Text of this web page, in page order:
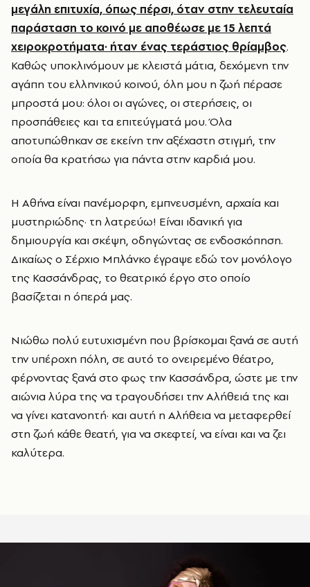
μεγάλη επιτυχία, όπως πέρσι, όταν στην τελευταία
παράσταση το κοινό με αποθέωσε με 15 λεπτά
χειροκροτήματα· ήταν ένας τεράστιος θρίαμβος.
Καθώς υποκλινόμουν με κλειστά μάτια, δεχόμενη την
αγάπη του ελληνικού κοινού, όλη μου η ζωή πέρασε
μπροστά μου: όλοι οι αγώνες, οι στερήσεις, οι
προσπάθειες και τα επιτεύγματά μου. Όλα
αποτυπώθηκαν σε εκείνη την αξέχαστη στιγμή, την
οποία θα κρατήσω για πάντα στην καρδιά μου.
Η Αθήνα είναι πανέμορφη, εμπνευσμένη, αρχαία και
μυστηριώδης· τη λατρεύω! Είναι ιδανική για
δημιουργία και σκέψη, οδηγώντας σε ενδοσκόπηση.
Δικαίως ο Σέρχιο Μπλάνκο έγραψε εδώ τον μονόλογο
της Κασσάνδρας, το θεατρικό έργο στο οποίο
βασίζεται η όπερά μας.
Νιώθω πολύ ευτυχισμένη που βρίσκομαι ξανά σε αυτή
την υπέροχη πόλη, σε αυτό το ονειρεμένο θέατρο,
φέρνοντας ξανά στο φως την Κασσάνδρα, ώστε με την
αιώνια λύρα της να τραγουδήσει την Αλήθειά της και
να γίνει κατανοητή· και αυτή η Αλήθεια να μεταφερθεί
στη ζωή κάθε θεατή, για να σκεφτεί, να είναι και να ζει
καλύτερα.